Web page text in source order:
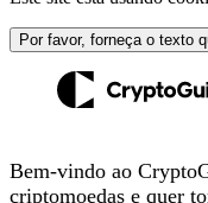
Por favor, forneça o texto
Bem-vindo ao
criptomoedas e quer